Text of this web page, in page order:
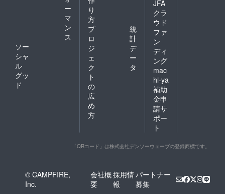
ー
マ
ン
ス
ソー
シャ
ル
グッ
ド
り
方
プ
ロ
ジ
ェ
ク
ト
の
広
め
方
統
計
デ
ー
タ
JFA
クラ
ウド
ファ
ン
ディ
ング
mac
hi-ya
補助
金申
請サ
ポー
ト
「QRコード」は株式会社デンソーウェーブの登録商標です。
© CAMPFIRE,
Inc.
会社概
要
採用情
報
パートナー
募集